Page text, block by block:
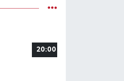
20:00